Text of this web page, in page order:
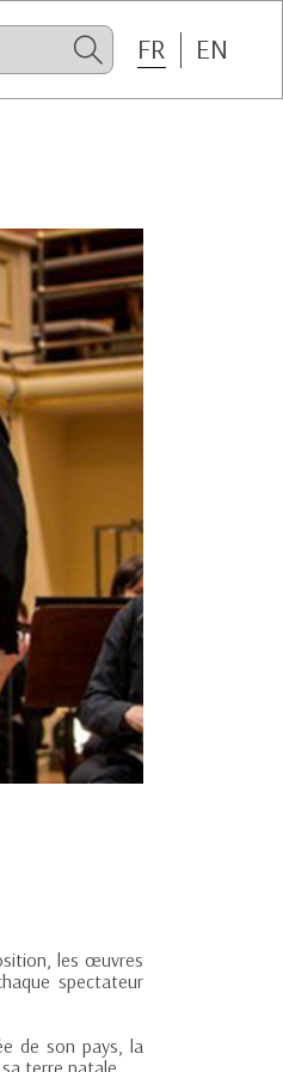
FR EN
les œuvres
spectateur
de son pays, la